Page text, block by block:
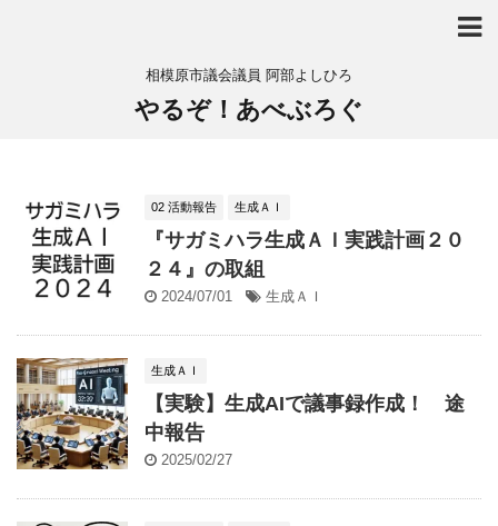
相模原市議会議員 阿部よしひろ
やるぞ！あべぶろぐ
02 活動報告 生成ＡＩ
『サガミハラ生成ＡＩ実践計画２０
２４』の取組
2024/07/01 生成ＡＩ
生成ＡＩ
【実験】生成AIで議事録作成！ 途
中報告
2025/02/27